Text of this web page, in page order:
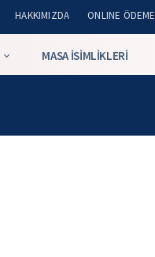
HAKKIMIZDA ONLINE ÖDEME
MASA İSIMLIKLERI